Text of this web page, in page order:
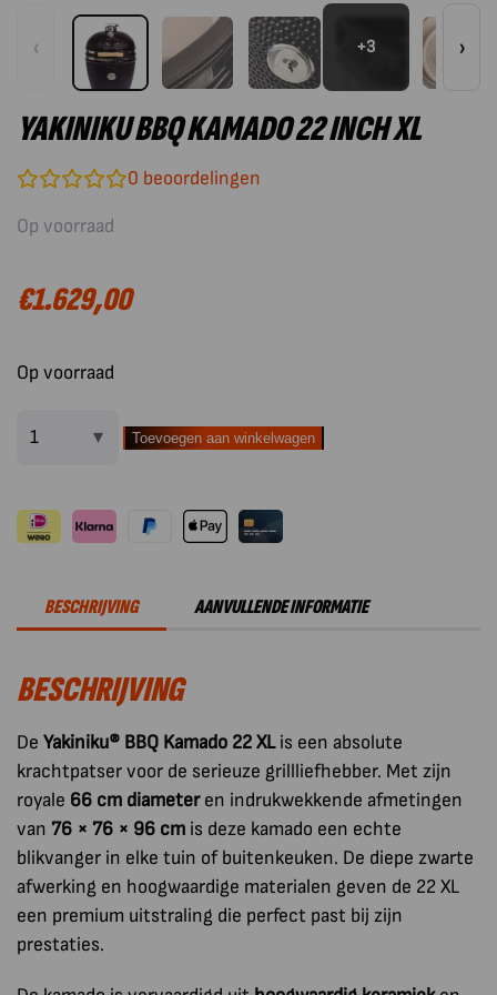
‹ ›
+3
YAKINIKU BBQ KAMADO 22 INCH XL
0 beoordelingen
Op voorraad
€1.629,00
Op voorraad
Yakiniku
Kamado
22
aantal
Toevoegen aan winkelwagen
BESCHRIJVING AANVULLENDE INFORMATIE
BESCHRIJVING
De Yakiniku® BBQ Kamado 22 XLis een absolute
krachtpatser voor de serieuze grillliefhebber. Met zijn
royale 66 cm diameteren indrukwekkende afmetingen
van 76 × 76 × 96 cm is deze kamado een echte
blikvanger in elke tuin of buitenkeuken. De diepe zwarte
afwerking en hoogwaardige materialen geven de 22 XL
een premium uitstraling die perfect past bij zijn
prestaties.